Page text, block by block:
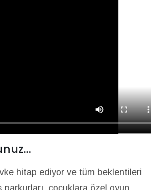
hitap ediyor ve tüm beklentileri